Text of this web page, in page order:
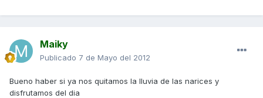
Maiky
Publicado 7 de Mayo del 2012
Bueno haber si ya nos quitamos la lluvia de las narices y
disfrutamos del dia